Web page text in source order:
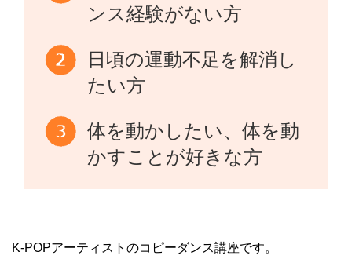
ンス経験がない方
日頃の運動不足を解消し
たい方
体を動かしたい、体を動
かすことが好きな方
K-POPアーティストのコピーダンス講座です。